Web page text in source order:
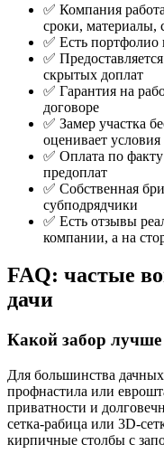
✅ Компания
сроки, материалы,
✅ Есть
✅
скрытых доплат
✅ Гарантия на
договоре
✅ Замер участка
оценивает условия
✅ Оплата по
предоплат
✅ Собственная
субподрядчики
✅ Есть отзывы
компании, а на
FAQ: частые
дачи
Какой забор лучше
Для большинства
профнастила или
приватности и
сетка-рабица или 3D-
кирпичные столбы с